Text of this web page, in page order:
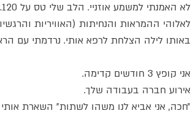
לאלוהי ההמראות והנחיתות (האוויריות
באותו לילה הצלחת לרפא אותי. נרדמתי עם
אני קופץ 3 חודשים קדימה.
אירוע חברה בעבודה שלך.
״חכה, אני אביא לנו משהו לשתות״ השארת